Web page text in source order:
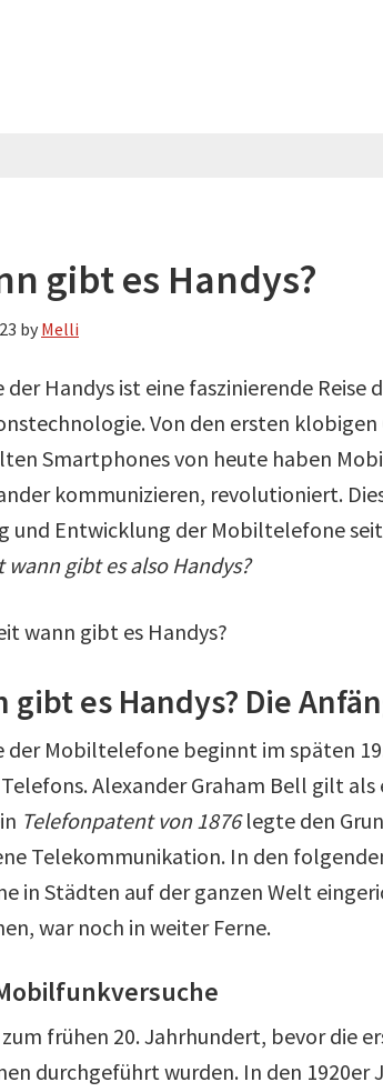
gibt es Handys?
by Melli
der Handys ist eine faszinierende
Von den ersten klobigen
Smartphones von heute haben
kommunizieren, revolutioniert.
und Entwicklung der Mobiltelefone
wann gibt es also Handys?
gibt es Handys? Die
der Mobiltelefone beginnt im späten
Alexander Graham Bell gilt
Telefonpatent von 1876legte den
Telekommunikation. In den
in Städten auf der ganzen Welt
war noch in weiter Ferne.
zum frühen 20. Jahrhundert, bevor die
durchgeführt wurden. In den 1920er